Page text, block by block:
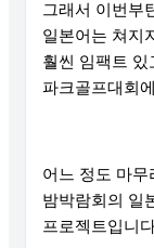
그래서 이번부
일본어는 쳐지
훨씬 임팩트 있
파크골프대회
어느 정도 마
밤박람회의 일
프로젝트입니